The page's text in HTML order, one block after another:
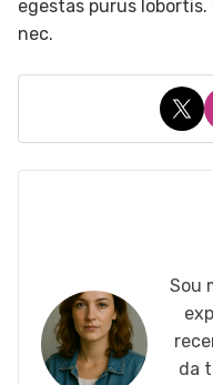
egestas purus
nec.
X
Sou
da